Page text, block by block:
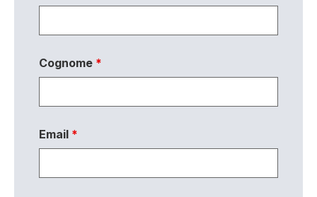
Cognome *
Email *